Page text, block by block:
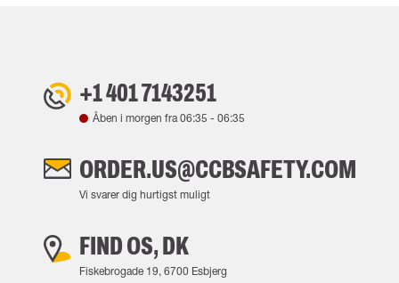
+1 401 7143251
Åben i morgen fra06:35 - 06:35
ORDER.US@CCBSAFETY.COM
Vi svarer dig hurtigst muligt
FIND OS, DK
Fiskebrogade 19, 6700 Esbjerg